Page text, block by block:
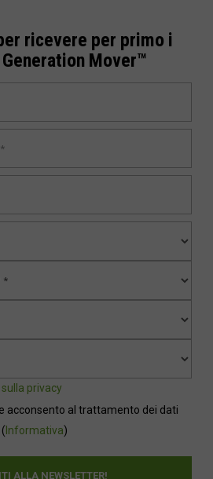
ricevere per primo i
Mover™
privacy
acconsento al trattamento dei dati
( Informativa)